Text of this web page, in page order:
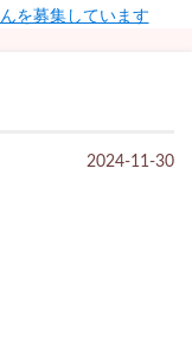
を募集しています
2024-11-30